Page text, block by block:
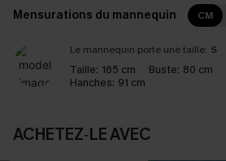
Mensurations du mannequin CM
Le mannequin porte une taille: S
Taille: 165 cm Buste: 80 cm
Hanches: 91 cm
ACHETEZ‑LE AVEC